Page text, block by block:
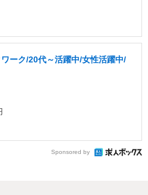
ーク/20代～活躍中/女性活躍中/
Sponsored by